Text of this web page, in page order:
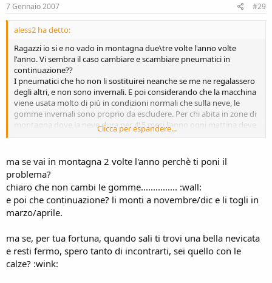
7 Gennaio 2007 #29
aless2 ha detto:
Ragazzi io si e no vado in montagna due\tre volte l'anno volte
l'anno. Vi sembra il caso cambiare e scambiare pneumatici in
continuazione??
I pneumatici che ho non li sostituirei neanche se me ne regalassero
degli altri, e non sono invernali. E poi considerando che la macchina
viene usata molto di più in condizioni normali che sulla neve, le
gomme invernali sono proprio da escludere. Per chi abita in zone di
montagna dove la neve dura per 4\5 mesi l'anno ogni mattina deve
andare a lavorare posso anche essere d'accordo sul sostituirli. Ma
SALENDO in montagna nel weekend o al massimo si va a fare la
settimana bianca credo proprio che sia sbagliatissimo cambiare
pneumatici.
Quindi suppongo che per chi come me ha la macchina non
catenabile la soluzione migliore siano le autosock, con il sotterfugio
di tenere delle catene (anche di un altra misura) nel bagagliaio in
infatti se non sbaglòio non esiste un obbligo di montarle, ma
solamente di averle a bordo.
Clicca per espandere...
ma se vai in montagna 2 volte l'anno perchè ti poni il
problema?
chiaro che non cambi le gomme............... :wall:
e poi che continuazione? li monti a novembre/dic e li togli in
marzo/aprile.
ma se, per tua fortuna, quando sali ti trovi una bella nevicata
e resti fermo, spero tanto di incontrarti, sei quello con le
calze? :wink: